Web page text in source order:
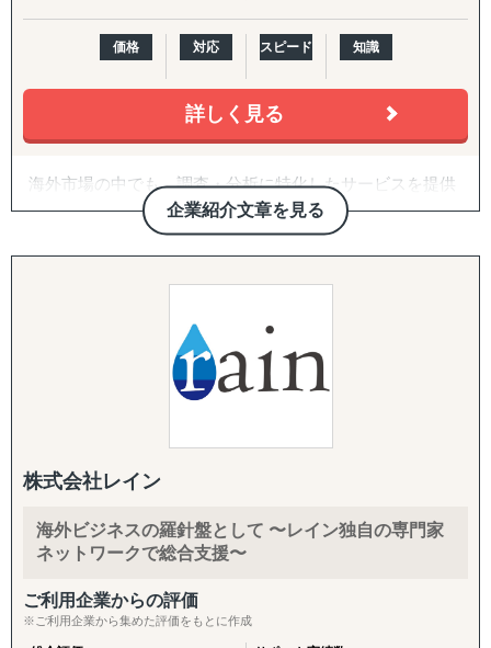
〈主要サービス〉
・販路開拓 現地企業マッチング(出島での小規模ニーズに
対応)
海外販路拡大、提携先・代理店のリストアップ、合弁パー
トナー探しを単発でもお請けします。
い国も提携専門家経由で対応。「まず1〜2社、現地候補と
面談したい」というスポットご相談から承ります。
・スモールスタート対応(月額8万円〜のGEO/EOR)
まずは現地法人を作らずに人だけ採用したい、テストマー
円〜の雇用代行(GEO/EOR)をご用意。海外進出の最初の一
歩を、低リスク・低コストで踏み出していただけます。
・海外進出支援(法人設立〜撤退まで)
取得、株主税務番号(PAN等)取得、銀行口座開設、進出後
の継続サポート、撤退・閉鎖まで一気通貫で対応します。
・クロスボーダーM&A(海外M&A)
海外企業の買収・売却によるスピード進出・スピード撤退
ェンス、バリュエーション、契約、ポストM&Aまでワンス
トップで対応します。
価格 対応 スピード 知識
詳しく見る
企業紹介文章を見る
海外市場の中でも、調査・分析に特化したサービスを提供
しております。
たとえば、市場の調査・分析に関しては、外部環境の影響
を推測するPEST分析や、ビジネスモデルの仮説検証など
が必要なのか、クライアントのご相談背景まですり合わせ
をすることを徹底していることが強みとなっています。
競合の調査・分析については、対象企業の強みや弱みを把
分析などを行い、「その企業がなぜ成功・失敗したのか」
を徹底的に掘り下げます。
また、得られたデータや分析から、具体的な戦略と実行可
能な施策提案まで行っております。貴社の「適切な経営判
す。
ありがたいことに、これまでたくさんの企業様を支援させ
株式会社レイン
海外ビジネスの羅針盤として 〜レイン独自の専門家
ネットワークで総合支援〜
ご利用企業からの評価
※ご利用企業から集めた評価をもとに作成